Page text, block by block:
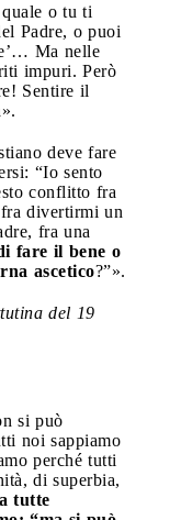
o tu ti
Padre, o puoi
Ma nelle
impuri. Però
Sentire il
deve fare
“Io sento
conflitto fra
divertirmi un
fra una
fare il bene o
ascetico?”».
del 19
si può
noi sappiamo
perché tutti
di superbia,
tutte